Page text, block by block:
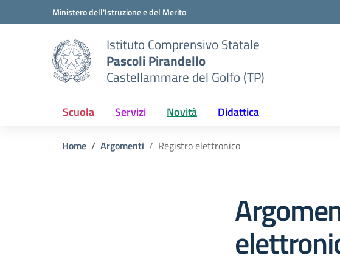
Vai ai contenuti
Vai al menu di navigazioneMinistero dell'Istruzione e del Merito
Istituto Comprensivo Statale
Pascoli Pirandello
Castellammare del Golfo (TP)
Scuola Servizi Novità Didattica
Home Argomenti Registro elettronico